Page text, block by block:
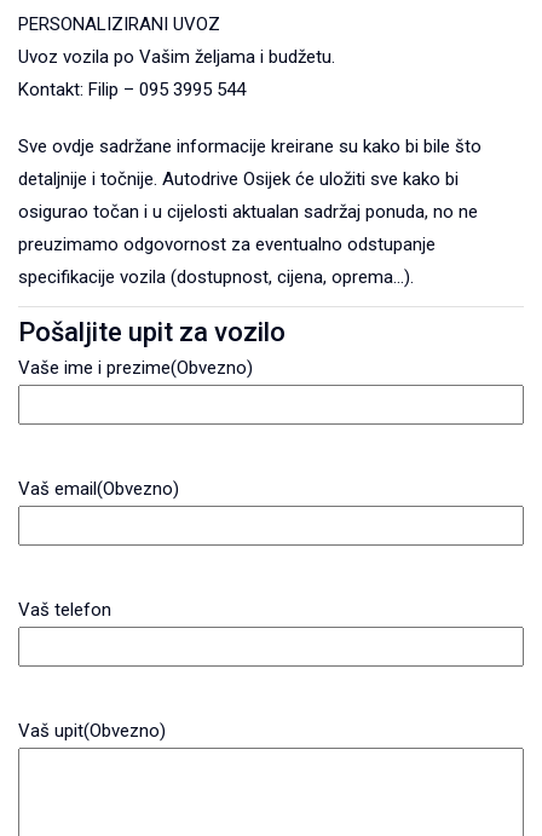
PERSONALIZIRANI UVOZ
Uvoz vozila po Vašim željama i budžetu.
Kontakt: Filip – 095 3995 544
Sve ovdje sadržane informacije kreirane su kako bi bile što
detaljnije i točnije. Autodrive Osijek će uložiti sve kako bi
osigurao točan i u cijelosti aktualan sadržaj ponuda, no ne
preuzimamo odgovornost za eventualno odstupanje
specifikacije vozila (dostupnost, cijena, oprema...).
Pošaljite upit za vozilo
Vaše ime i prezime(Obvezno)
Vaš email(Obvezno)
Vaš telefon
Vaš upit(Obvezno)